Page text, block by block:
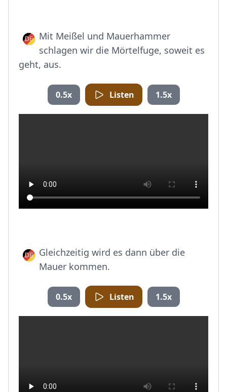
Mit Meißel und Mauerhammer
schlagen wir die Mörtelfuge, soweit es
geht, aus.
0.5x Listen 1.5x
Gleichzeitig wird es dann über die
Mauer kommen.
0.5x Listen 1.5x